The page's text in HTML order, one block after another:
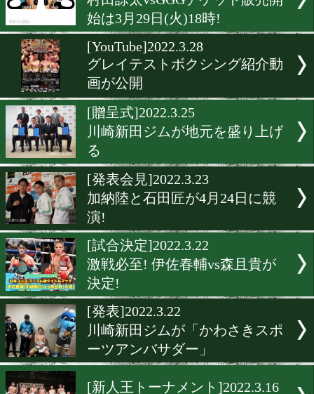
[試合中止]2022.3.29
小原佳太が右足負傷。4月
の永野祐樹戦は中止
[チケット情報]2022.3.28
村田諒太vsGGGチケット販
始は3月29日(火)18時!
[YouTube]2022.3.28
グレイテストボクシング紹
画が公開
[贈呈式]2022.3.25
川崎新田ジムが地元を盛り
る
[発表会見]2022.3.23
加納陸と石田匠が4月24日
演!